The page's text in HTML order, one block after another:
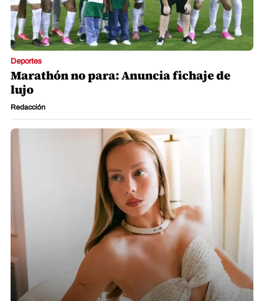
Deportes
Marathón no para: Anuncia fichaje de
lujo
Redacción